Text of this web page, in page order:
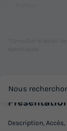
MOBILHOME 2
Modifier les dates
Nous
Description,